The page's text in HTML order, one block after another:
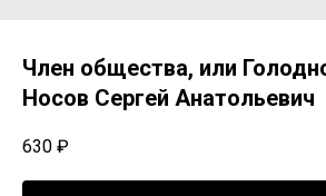
Член общества, или
Носов Сергей Анатольевич
630 ₽